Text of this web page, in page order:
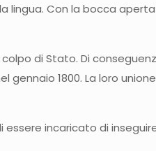
Con la bocca
di Stato. Di
1800. La loro
incaricato di